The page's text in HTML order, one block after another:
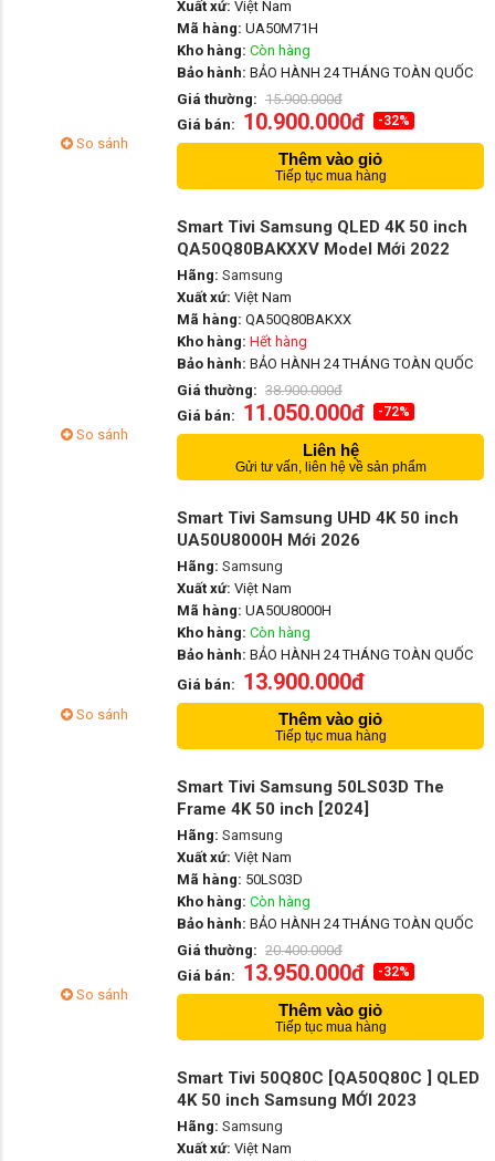
So sánh
Xuất xứ: Việt Nam
Mã hàng: UA50M71H
Kho hàng: Còn hàng
Bảo hành: BẢO HÀNH 24 THÁNG TOÀN QUỐC
Giá thường: 15.900.000đ
Giá bán: 10.900.000đ -32%
Thêm vào giỏ
Tiếp tục mua hàng
So sánh
Smart Tivi Samsung QLED 4K 50 inch
QA50Q80BAKXXV Model Mới 2022
Hãng: Samsung
Xuất xứ: Việt Nam
Mã hàng: QA50Q80BAKXX
Kho hàng: Hết hàng
Bảo hành: BẢO HÀNH 24 THÁNG TOÀN QUỐC
Giá thường: 38.900.000đ
Giá bán: 11.050.000đ -72%
Liên hệ
Gửi tư vấn, liên hệ về sản phẩm
So sánh
Smart Tivi Samsung UHD 4K 50 inch
UA50U8000H Mới 2026
Hãng: Samsung
Xuất xứ: Việt Nam
Mã hàng: UA50U8000H
Kho hàng: Còn hàng
Bảo hành: BẢO HÀNH 24 THÁNG TOÀN QUỐC
Giá bán: 13.900.000đ
Thêm vào giỏ
Tiếp tục mua hàng
So sánh
Smart Tivi Samsung 50LS03D The
Frame 4K 50 inch [2024]
Hãng: Samsung
Xuất xứ: Việt Nam
Mã hàng: 50LS03D
Kho hàng: Còn hàng
Bảo hành: BẢO HÀNH 24 THÁNG TOÀN QUỐC
Giá thường: 20.400.000đ
Giá bán: 13.950.000đ -32%
Thêm vào giỏ
Tiếp tục mua hàng
Smart Tivi 50Q80C [QA50Q80C ] QLED
4K 50 inch Samsung MỚI 2023
Hãng: Samsung
Xuất xứ: Việt Nam